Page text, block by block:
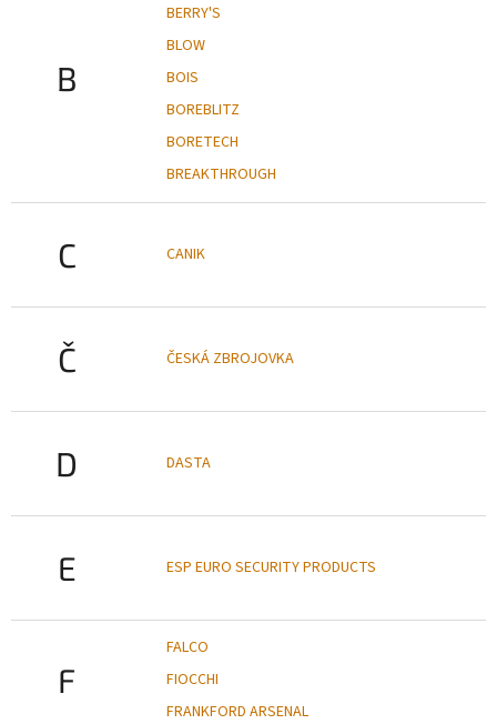
B
BERRY'S
BLOW
BOIS
BOREBLITZ
BORETECH
BREAKTHROUGH
C CANIK
Č ČESKÁ ZBROJOVKA
D DASTA
E ESP EURO SECURITY PRODUCTS
F
FALCO
FIOCCHI
FRANKFORD ARSENAL